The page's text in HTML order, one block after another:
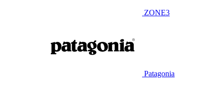
ZONE3
Patagonia